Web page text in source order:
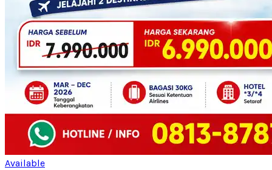
Available